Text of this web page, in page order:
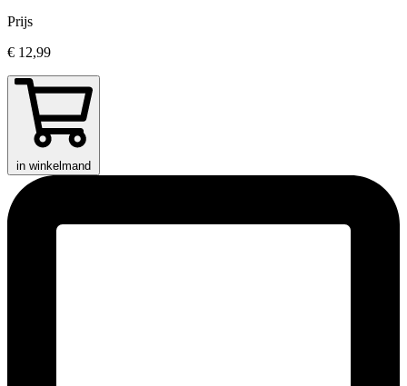
Prijs
€ 12,99
in winkelmand